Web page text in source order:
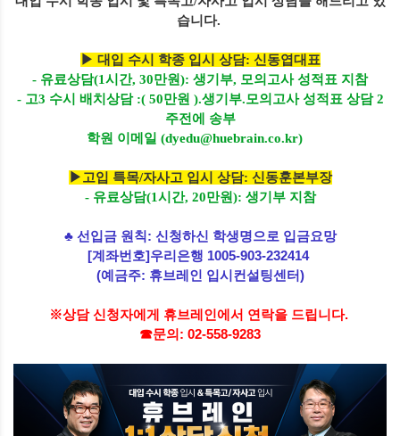
습니다.
▶ 대입 수시 학종 입시 상담: 신동엽대표
- 유료상담(1시간, 30만원): 생기부, 모의고사 성적표 지참
- 고3 수시 배치상담 :( 50만원 ).생기부.모의고사 성적표 상담 2
주전에 송부
학원 이메일 (dyedu@huebrain.co.kr)
▶고입 특목/자사고 입시 상담: 신동훈본부장
- 유료상담(1시간, 20만원): 생기부 지참
♣ 선입금 원칙: 신청하신 학생명으로 입금요망
[계좌번호]우리은행 1005-903-232414
(예금주: 휴브레인 입시컨설팅센터)
※상담 신청자에게 휴브레인에서 연락을 드립니다.
☎문의: 02-558-9283